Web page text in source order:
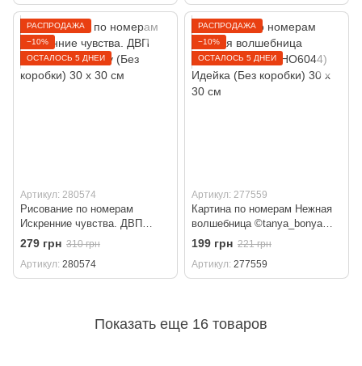
РАСПРОДАЖА
−10%
ОСТАЛОСЬ 5 ДНЕЙ
Артикул: 280574
Рисование по номерам
Искренние чувства. ДВП
(AS2039) ArtStory (Без
коробки) 30 х 30 см
279 грн 310 грн
Артикул 280574
РАСПРОДАЖА
−10%
ОСТАЛОСЬ 5 ДНЕЙ
Артикул: 277559
Картина по номерам Нежная
волшебница ©tanya_bonya
(KHO6044) Идейка (Без
коробки) 30 х 30 см
199 грн 221 грн
Артикул 277559
Показать еще 16 товаров